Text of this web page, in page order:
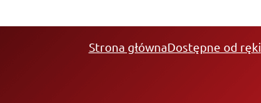
Strona głównaDostępne od ręki